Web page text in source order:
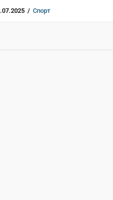
/ Спорт